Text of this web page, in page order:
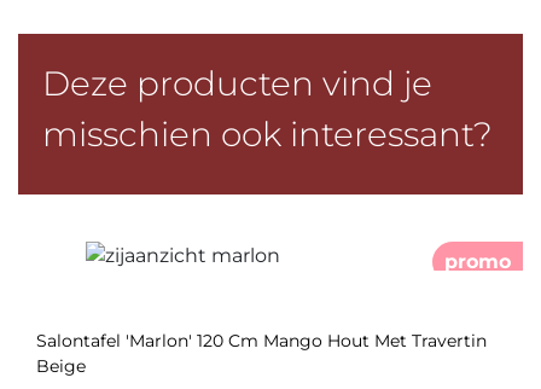
Deze producten vind je
misschien ook interessant?
promo
Salontafel 'Marlon' 120 Cm Mango Hout Met Travertin
Beige